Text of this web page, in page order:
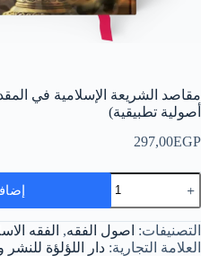
مقاصد الشريعة الإسلامية في
أصولية تطبيقية)
297,00EGP
كمية
مقاصد
الشريعة
الإسلامية
في
التصنيفات: اصول الفقه, الفقه
العلامة التجارية: دار اللؤلؤة للنشر